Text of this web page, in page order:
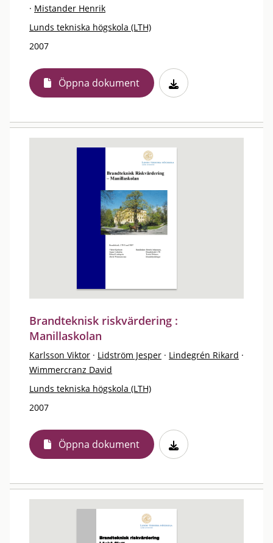
· Mistander Henrik
Lunds tekniska högskola (LTH)
2007
Öppna dokument
Brandteknisk riskvärdering :
Manillaskolan
Karlsson Viktor · Lidström Jesper · Lindegrén Rikard ·
Wimmercranz David
Lunds tekniska högskola (LTH)
2007
Öppna dokument